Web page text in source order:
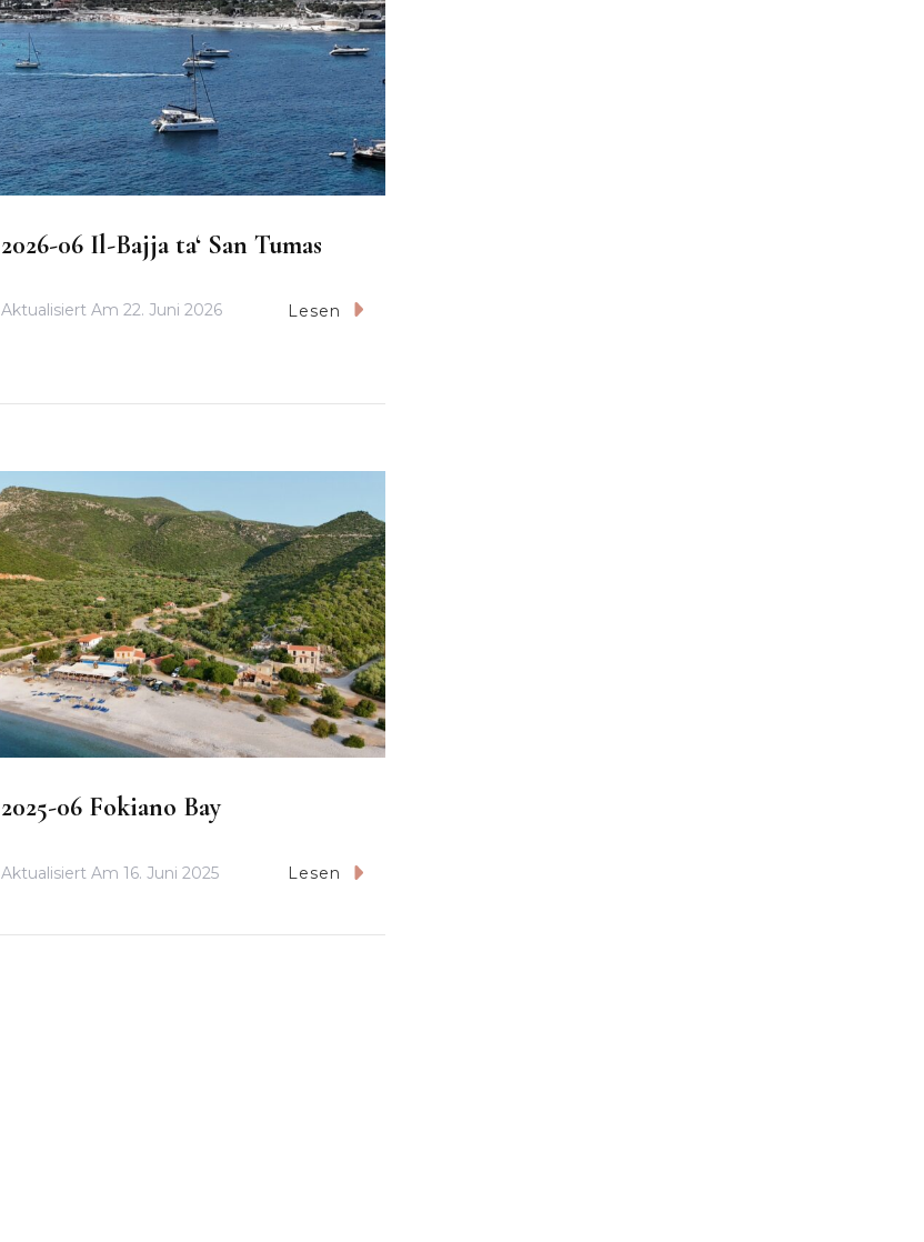
2026-06 Il-Bajja ta‘ San Tumas
Aktualisiert Am 22. Juni 2026 Lesen
2025-06 Fokiano Bay
Aktualisiert Am 16. Juni 2025 Lesen